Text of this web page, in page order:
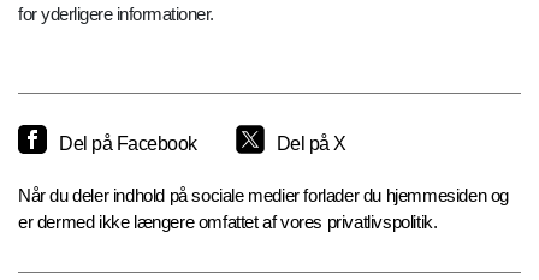
for yderligere informationer.
Del på Facebook Del på X
Når du deler indhold på sociale medier forlader du hjemmesiden og
er dermed ikke længere omfattet af vores privatlivspolitik.